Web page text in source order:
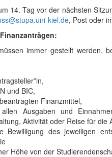
14. Tag vor der nächsten
kiel.de, Post oder
immer gestellt werden,
und BIC,
Finanzmittel,
Ausgaben und
Aktivität oder Reise für
Bewilligung des jeweiligen
Höhe von der